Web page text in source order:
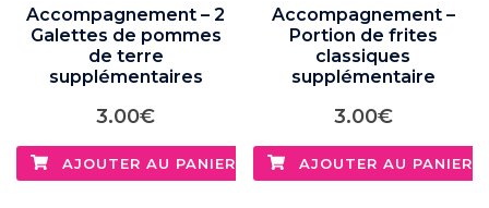
Accompagnement – 2
Galettes de pommes
de terre
supplémentaires
3.00€
AJOUTER AU PANIER
Accompagnement –
Portion de frites
classiques
supplémentaire
3.00€
AJOUTER AU PANIER